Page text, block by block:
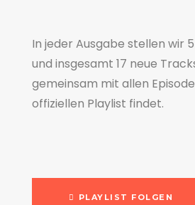
In jeder Ausgabe stellen wir
und insgesamt 17 neue
gemeinsam mit allen
offiziellen Playlist findet.
PLAYLIST FOLGEN